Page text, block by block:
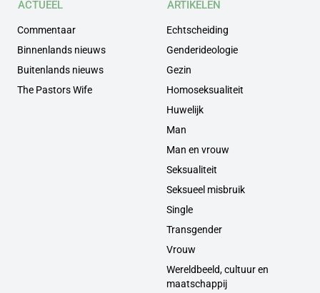
ACTUEEL
Commentaar
Binnenlands nieuws
Buitenlands nieuws
The Pastors Wife
ARTIKELEN
Echtscheiding
Genderideologie
Gezin
Homoseksualiteit
Huwelijk
Man
Man en vrouw
Seksualiteit
Seksueel misbruik
Single
Transgender
Vrouw
Wereldbeeld, cultuur en
maatschappij